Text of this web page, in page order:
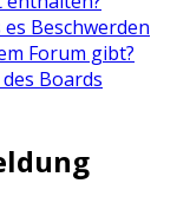
Beschwerden
Forum gibt?
Boards